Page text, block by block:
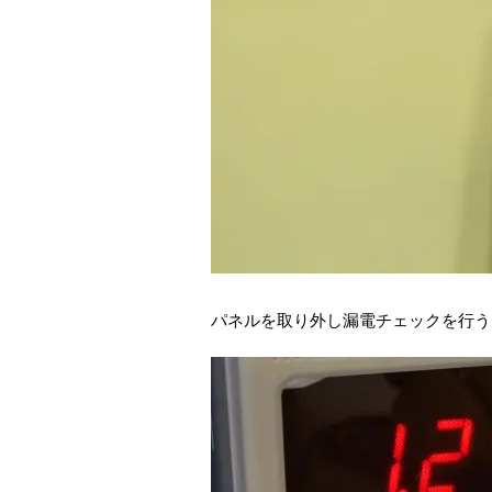
パネルを取り外し漏電チェックを行